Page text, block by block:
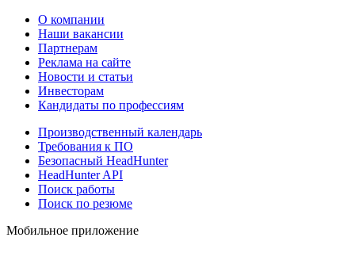
О компании
Наши вакансии
Партнерам
Реклама на сайте
Новости и статьи
Инвесторам
Кандидаты по профессиям
Производственный календарь
Требования к ПО
Безопасный HeadHunter
HeadHunter API
Поиск работы
Поиск по резюме
Мобильное приложение